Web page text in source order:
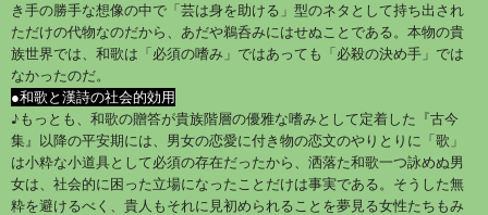
き手の勝手な想像の中で「芸は身を助ける」型のネタとして持ち出され
ただけの代物なのだから、あだや鵜呑みにはせぬことである。本物の貴
族世界では、和歌は「必須の嗜み」ではあっても「必殺の決め手」では
なかったのだ。
●和歌と漢詩の社会的効用
♪もっとも、和歌の贈答が貴族階層の優雅な嗜みとして定着した『古今
集』以降の平安期には、男女の恋愛に付き物の恋文のやりとりに「歌」
は小粋な小道具として必須の存在だったから、洒落た和歌一つ詠めぬ男
女は、社会的に困った立場になったことだけは事実である。そうした無
粋を避けるべく、貴人もそれに見初められることを夢見る女性たちもみ